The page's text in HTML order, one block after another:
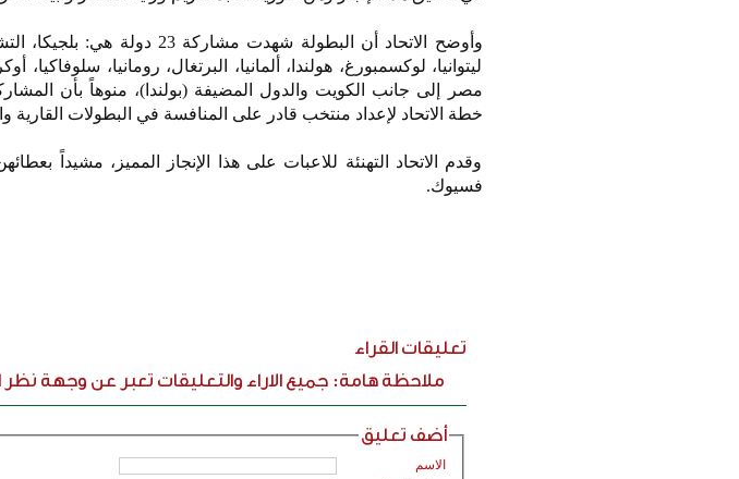
وأوضح الاتحاد أن البطولة شهدت
ليتوانيا، لوكسمبورغ، هولندا، ألمانيا، البرتغال، رومانيا، سلوفاكيا،
مصر إلى جانب الكويت والدول المضيفة (بولندا)، منوهاً بأن
خطة الاتحاد لإعداد منتخب قادر على المنافسة في البطولات القارية
وقدم الاتحاد التهنئة للاعبات على هذا الإنجاز المميز، مشيداً
فسيوك.
تعليقات القراء
ملاحظة هامة: جميع الاراء والتعليقات تعبر عن وجهة
أضف تعليق
الاسم